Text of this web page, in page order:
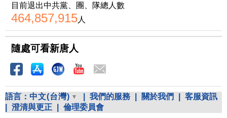
目前退出中共黨、團、隊總人數
464,857,915人
隨處可看新唐人
語言： 中文(台灣) 我們的服務 關於我們
客服資訊
澄清與更正 倫理委員會